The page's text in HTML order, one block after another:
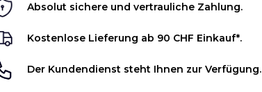
Absolut sichere und vertrauliche Zahlung.
Kostenlose Lieferung ab 90 CHF Einkauf*.
Der Kundendienst steht Ihnen zur Verfügung.